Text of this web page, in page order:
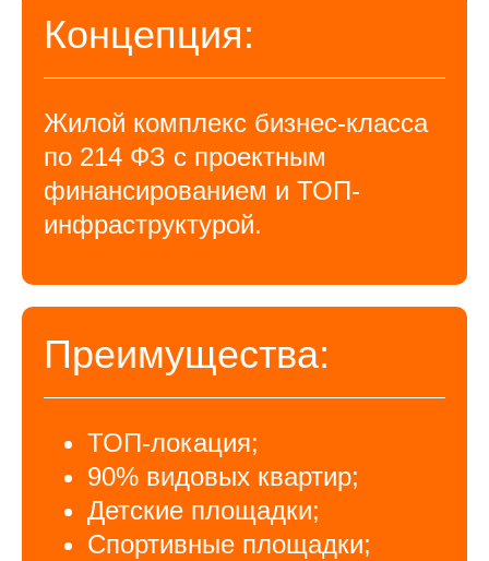
Концепция:
Жилой комплекс бизнес-класса
по 214 ФЗ с проектным
финансированием и ТОП-
инфраструктурой.
Преимущества:
ТОП-локация;
90% видовых квартир;
Детские площадки;
Спортивные площадки;